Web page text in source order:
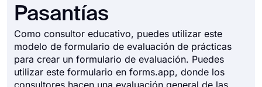
Pasantías
Como consultor educativo, puedes utilizar este
modelo de formulario de evaluación de prácticas
para crear un formulario de evaluación. Puedes
utilizar este formulario en forms.app, donde los
consultores hacen una evaluación general de las